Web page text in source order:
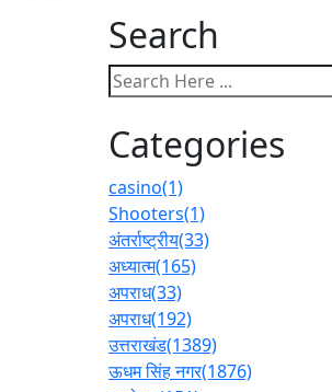
Search
Categories
casino(1)
Shooters(1)
अंतर्राष्ट्रीय(33)
अध्यात्म(165)
अपराध(33)
अपराध(192)
उत्तराखंड(1389)
ऊधम सिंह नगर(1876)